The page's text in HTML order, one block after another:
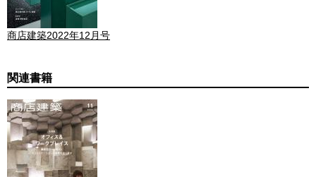
商店建築2022年12月号
関連書籍